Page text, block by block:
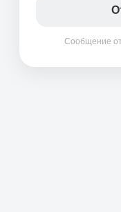
Сообщение